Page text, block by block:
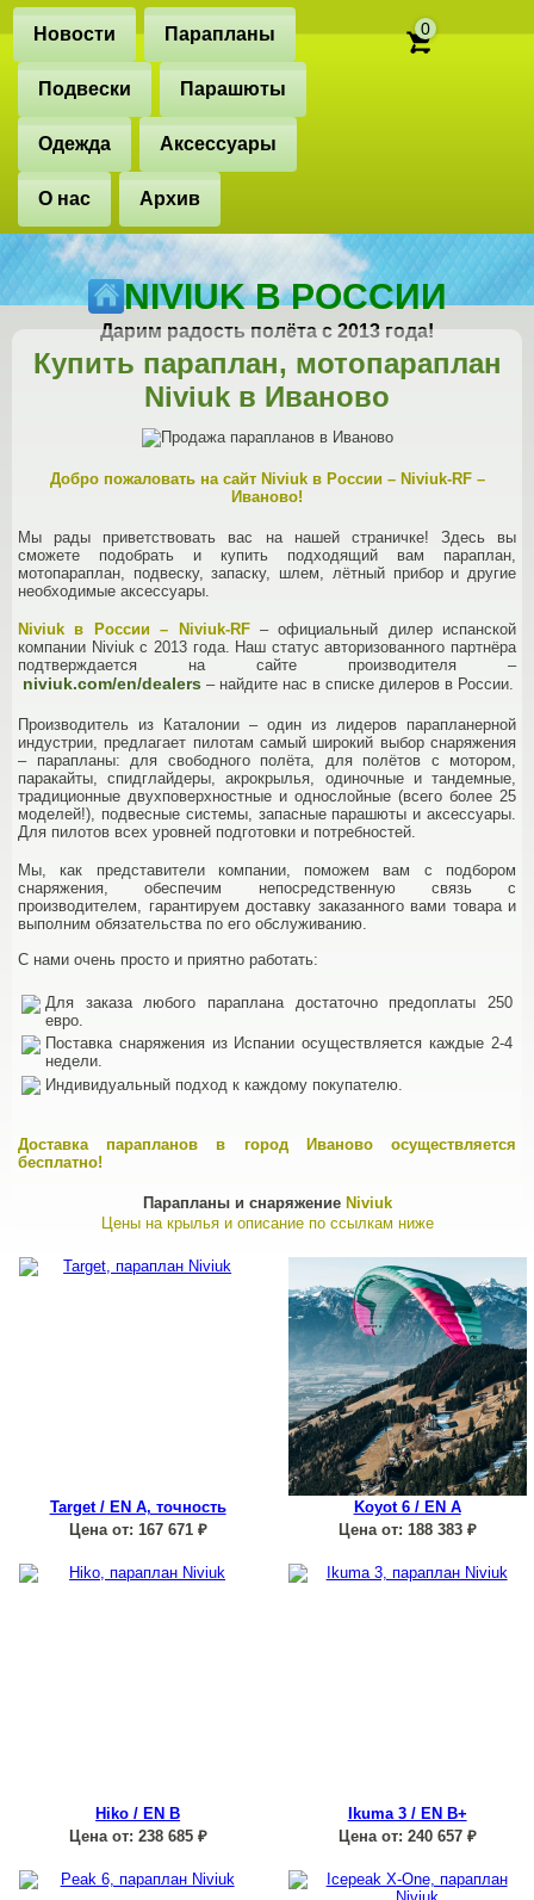
Новости Парапланы
Подвески Парашюты
Одежда Аксессуары
О нас Архив
0
NIVIUK В РОССИИ
Дарим радость полёта с 2013 года!
Купить параплан, мотопараплан
Niviuk в Иваново
Добро пожаловать на сайт Niviuk в России – Niviuk-RF –
Иваново!
Мы рады приветствовать вас на нашей страничке! Здесь вы
сможете подобрать и купить подходящий вам параплан,
мотопараплан, подвеску, запаску, шлем, лётный прибор и другие
необходимые аксессуары.
Niviuk в России – Niviuk-RF– официальный дилер испанской
компании Niviuk с 2013 года. Наш статус авторизованного партнёра
подтверждается на сайте производителя –
niviuk.com/en/dealers – найдите нас в списке дилеров в России.
Производитель из Каталонии – один из лидеров парапланерной
индустрии, предлагает пилотам самый широкий выбор снаряжения
– парапланы: для свободного полёта, для полётов с мотором,
паракайты, спидглайдеры, акрокрылья, одиночные и тандемные,
традиционные двухповерхностные и однослойные (всего более 25
моделей!), подвесные системы, запасные парашюты и аксессуары.
Для пилотов всех уровней подготовки и потребностей.
Мы, как представители компании, поможем вам с подбором
снаряжения, обеспечим непосредственную связь с
производителем, гарантируем доставку заказанного вами товара и
выполним обязательства по его обслуживанию.
С нами очень просто и приятно работать:
Для заказа любого параплана достаточно предоплаты 250
евро.
Поставка снаряжения из Испании осуществляется каждые 2-4
недели.
Индивидуальный подход к каждому покупателю.
Доставка парапланов в город Иваново осуществляется
бесплатно!
Парапланы и снаряжение Niviuk
Цены на крылья и описание по ссылкам ниже
Target / EN A, точность
Цена от: 167 671₽
Koyot 6 / EN A
Цена от: 188 383₽
Hiko / EN B
Цена от: 238 685₽
Ikuma 3 / EN B+
Цена от: 240 657₽